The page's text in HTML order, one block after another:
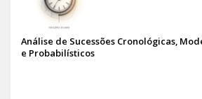
Análise de Sucessões Cronológicas,
e Probabilísticos